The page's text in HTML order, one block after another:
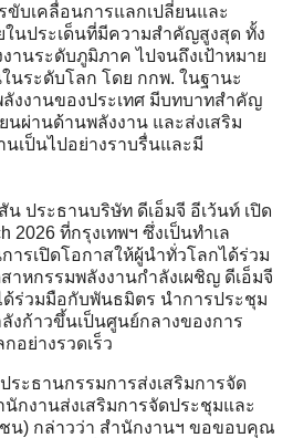
ขับเคลื่อนการแลกเปลี่ยนและ
ในประเด็นที่มีความสำคัญสูงสุด ทั้ง
านระดับภูมิภาค ไปจนถึงเป้าหมาย
นระดับโลก โดย กกพ. ในฐานะ
งงานของประเทศ มีบทบาทสำคัญ
นผ่านด้านพลังงาน และส่งเสริม
นเป็นไปอย่างราบรื่นและมี
ประธานบริษัท ดีเอ็มจี อีเว้นท์ เปิด
2026 ที่กรุงเทพฯ ซึ่งเป็นทำเล
ารเปิดโอกาสให้ผู้นำทั่วโลกได้ร่วม
าหกรรมพลังงานกำลังเผชิญ ดีเอ็มจี
ด้ร่วมมือกับพันธมิตร นำการประชุม
งก้าวขึ้นเป็นศูนย์กลางของการ
อย่างรวดเร็ว
ะธานกรรมการส่งเสริมการจัด
กงานส่งเสริมการจัดประชุมและ
น) กล่าวว่า สำนักงานฯ ขอขอบคุณ